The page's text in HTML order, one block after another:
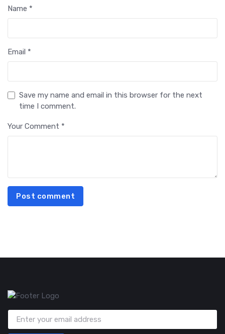
Name *
Email *
Save my name and email in this browser for the next
time I comment.
Your Comment *
Post comment